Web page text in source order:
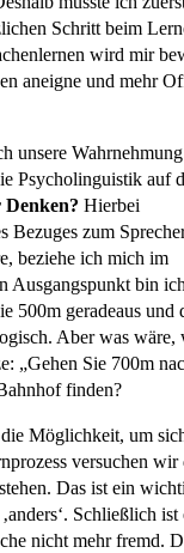
Schritt beim
wird mir
aneigne und mehr
unsere
Psycholinguistik auf
Denken? Hierbei
Bezuges zum
beziehe ich mich im
Ausgangspunkt bin
500m geradeaus und
Aber was wäre,
„Gehen Sie 700m
finden?
Möglichkeit, um
versuchen wir
Das ist ein
Schließlich ist
nicht mehr fremd.